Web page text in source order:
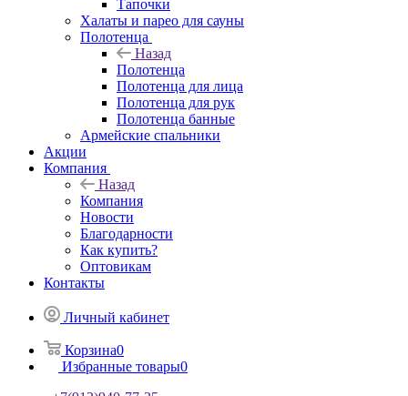
Тапочки
Халаты и парео для сауны
Полотенца
Назад
Полотенца
Полотенца для лица
Полотенца для рук
Полотенца банные
Армейские спальники
Акции
Компания
Назад
Компания
Новости
Благодарности
Как купить?
Оптовикам
Контакты
Личный кабинет
Корзина0
Избранные товары0